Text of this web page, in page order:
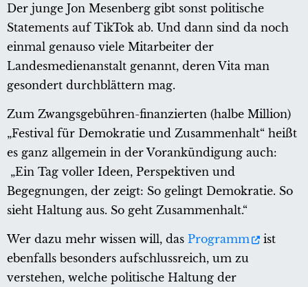
Der junge Jon Mesenberg gibt sonst politische
Statements auf TikTok ab. Und dann sind da noch
einmal genauso viele Mitarbeiter der
Landesmedienanstalt genannt, deren Vita man
gesondert durchblättern mag.
Zum Zwangsgebühren-finanzierten (halbe Million)
„Festival für Demokratie und Zusammenhalt“ heißt
es ganz allgemein in der Vorankündigung auch:
„Ein Tag voller Ideen, Perspektiven und
Begegnungen, der zeigt: So gelingt Demokratie. So
sieht Haltung aus. So geht Zusammenhalt.“
Wer dazu mehr wissen will, das Programm
ist
ebenfalls besonders aufschlussreich, um zu
verstehen, welche politische Haltung der